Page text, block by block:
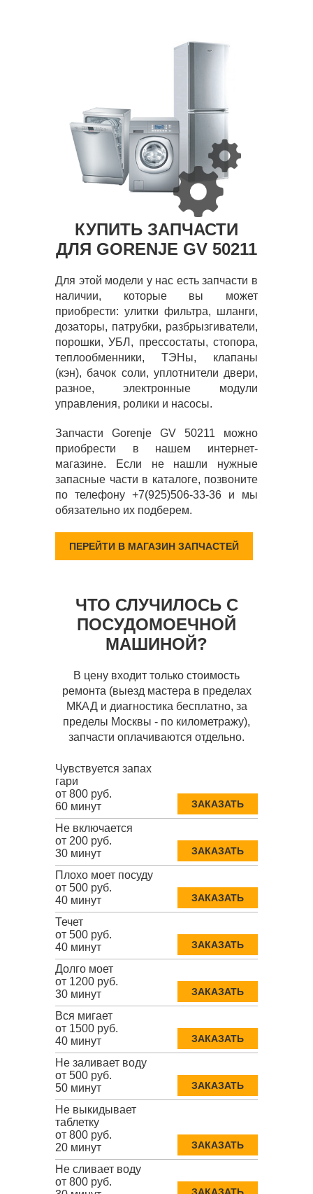
КУПИТЬ ЗАПЧАСТИ
ДЛЯ GORENJE GV 50211
Для этой модели у нас есть запчасти в
наличии, которые вы может
приобрести: улитки фильтра, шланги,
дозаторы, патрубки, разбрызгиватели,
порошки, УБЛ, прессостаты, стопора,
теплообменники, ТЭНы, клапаны
(кэн), бачок соли, уплотнители двери,
разное, электронные модули
управления, ролики и насосы.
Запчасти Gorenje GV 50211 можно
приобрести в нашем интернет-
магазине. Если не нашли нужные
запасные части в каталоге, позвоните
по телефону +7(925)506-33-36 и мы
обязательно их подберем.
ПЕРЕЙТИ В МАГАЗИН ЗАПЧАСТЕЙ
ЧТО СЛУЧИЛОСЬ С
ПОСУДОМОЕЧНОЙ
МАШИНОЙ?
В цену входит только стоимость
ремонта (выезд мастера в пределах
МКАД и диагностика бесплатно, за
пределы Москвы - по километражу),
запчасти оплачиваются отдельно.
Чувствуется запах
гари
от 800 руб.
60 минут
ЗАКАЗАТЬ
Не включается
от 200 руб.
30 минут
ЗАКАЗАТЬ
Плохо моет посуду
от 500 руб.
40 минут
ЗАКАЗАТЬ
Течет
от 500 руб.
40 минут
ЗАКАЗАТЬ
Долго моет
от 1200 руб.
30 минут
ЗАКАЗАТЬ
Вся мигает
от 1500 руб.
40 минут
ЗАКАЗАТЬ
Не заливает воду
от 500 руб.
50 минут
ЗАКАЗАТЬ
Не выкидывает
таблетку
от 800 руб.
20 минут
ЗАКАЗАТЬ
Не сливает воду
от 800 руб.